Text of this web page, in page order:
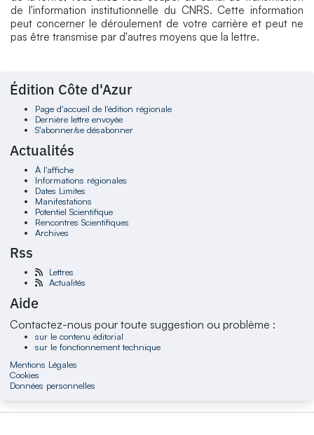
de l'information institutionnelle du CNRS. Cette information
peut concerner le déroulement de votre carrière et peut ne
pas être transmise par d'autres moyens que la lettre.
Édition Côte d'Azur
Page d'accueil de l'édition régionale
Dernière lettre envoyée
S'abonner/se désabonner
Actualités
À l'affiche
Informations régionales
Dates Limites
Manifestations
Potentiel Scientifique
Rencontres Scientifiques
Archives
Rss
Lettres
Actualités
Aide
Contactez-nous pour toute suggestion ou problème :
sur le contenu éditorial
sur le fonctionnement technique
Mentions Légales
Cookies
Données personnelles